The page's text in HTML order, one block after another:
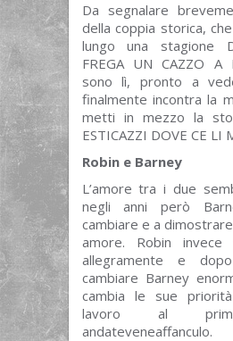
Da segnalare
della coppia storica,
lungo una stagione
FREGA UN CAZZO A
sono lì, pronto a
finalmente incontra la
metti in mezzo la
ESTICAZZI DOVE CE LI
Robin e Barney
L’amore tra i due
negli anni però
cambiare e a
amore. Robin
allegramente e
cambiare Barney
cambia le sue
lavoro al
andateveneaffanculo.